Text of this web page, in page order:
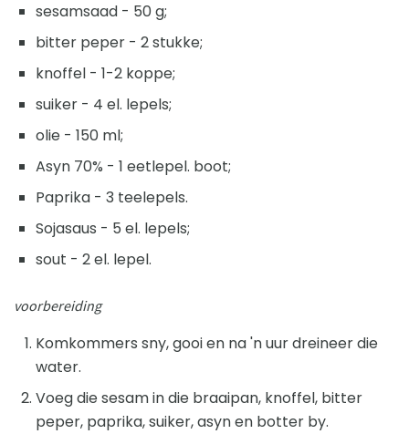
sesamsaad - 50 g;
bitter peper - 2 stukke;
knoffel - 1-2 koppe;
suiker - 4 el. lepels;
olie - 150 ml;
Asyn 70% - 1 eetlepel. boot;
Paprika - 3 teelepels.
Sojasaus - 5 el. lepels;
sout - 2 el. lepel.
voorbereiding
Komkommers sny, gooi en na 'n uur dreineer die
water.
Voeg die sesam in die braaipan, knoffel, bitter
peper, paprika, suiker, asyn en botter by.